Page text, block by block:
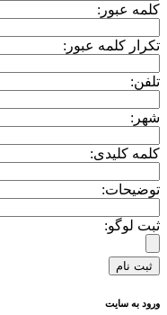
کلمه عبور:
تکرار کلمه عبور:
تلفن:
شهر:
کلمه کلیدی:
توضیحات:
ثبت لوگو:
ورود به سایت